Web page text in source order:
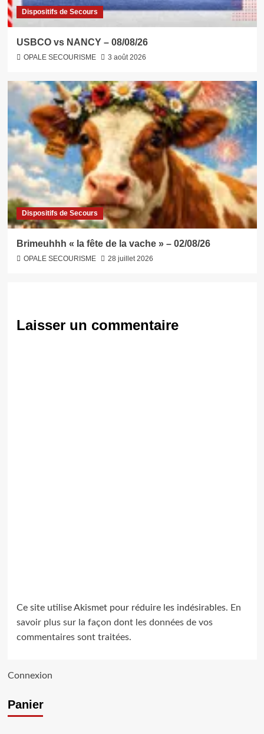
Dispositifs de Secours
USBCO vs NANCY – 08/08/26
OPALE SECOURISME 3 août 2026
Dispositifs de Secours
Brimeuhhh « la fête de la vache » – 02/08/26
OPALE SECOURISME 28 juillet 2026
Laisser un commentaire
Ce site utilise Akismet pour réduire les indésirables. En
savoir plus sur la façon dont les données de vos
commentaires sont traitées.
Connexion
Panier